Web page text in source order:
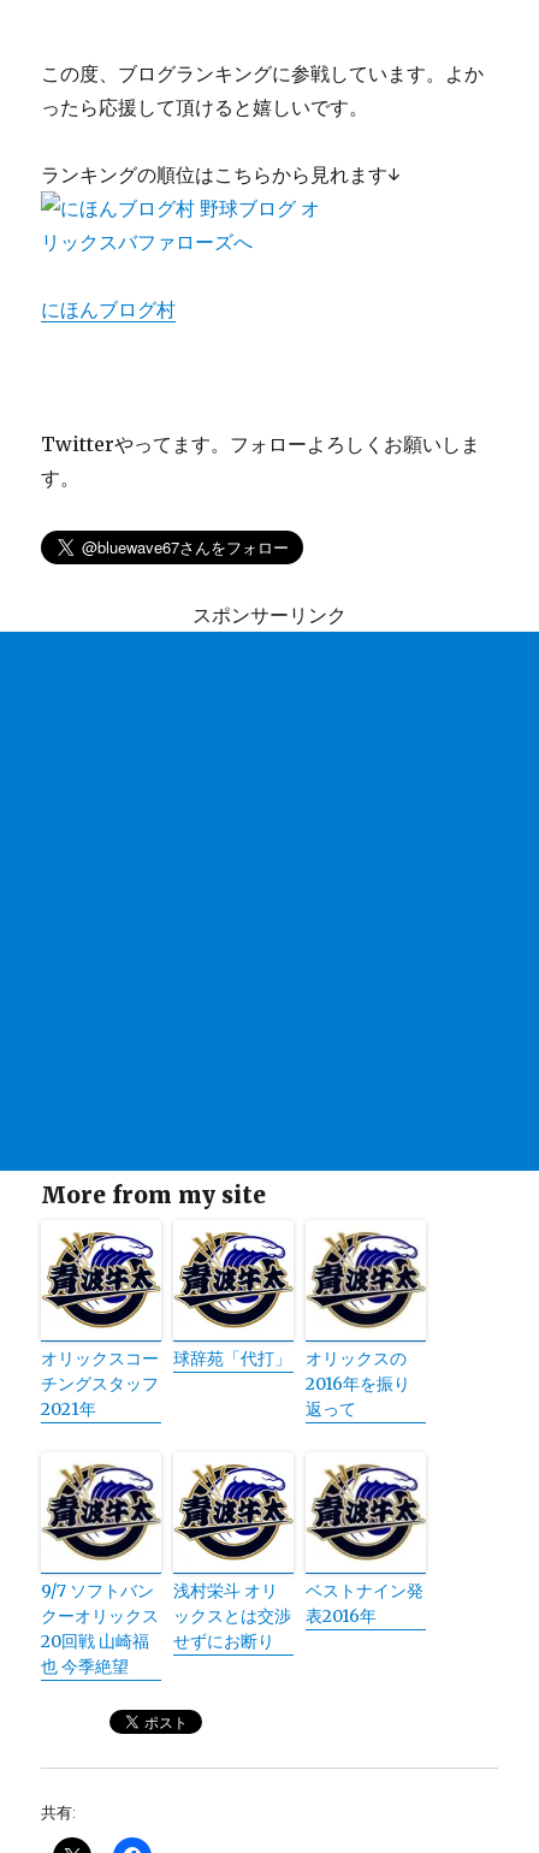
この度、ブログランキングに参戦しています。よか
ったら応援して頂けると嬉しいです。
ランキングの順位はこちらから見れます↓
にほんブログ村
Twitterやってます。フォローよろしくお願いしま
す。
スポンサーリンク
More from my site
オリックスコー
チングスタッフ
2021年
球辞苑「代打」
オリックスの
2016年を振り
返って
9/7 ソフトバン
クーオリックス
20回戦 山崎福
也 今季絶望
浅村栄斗 オリ
ックスとは交渉
せずにお断り
ベストナイン発
表2016年
共有: